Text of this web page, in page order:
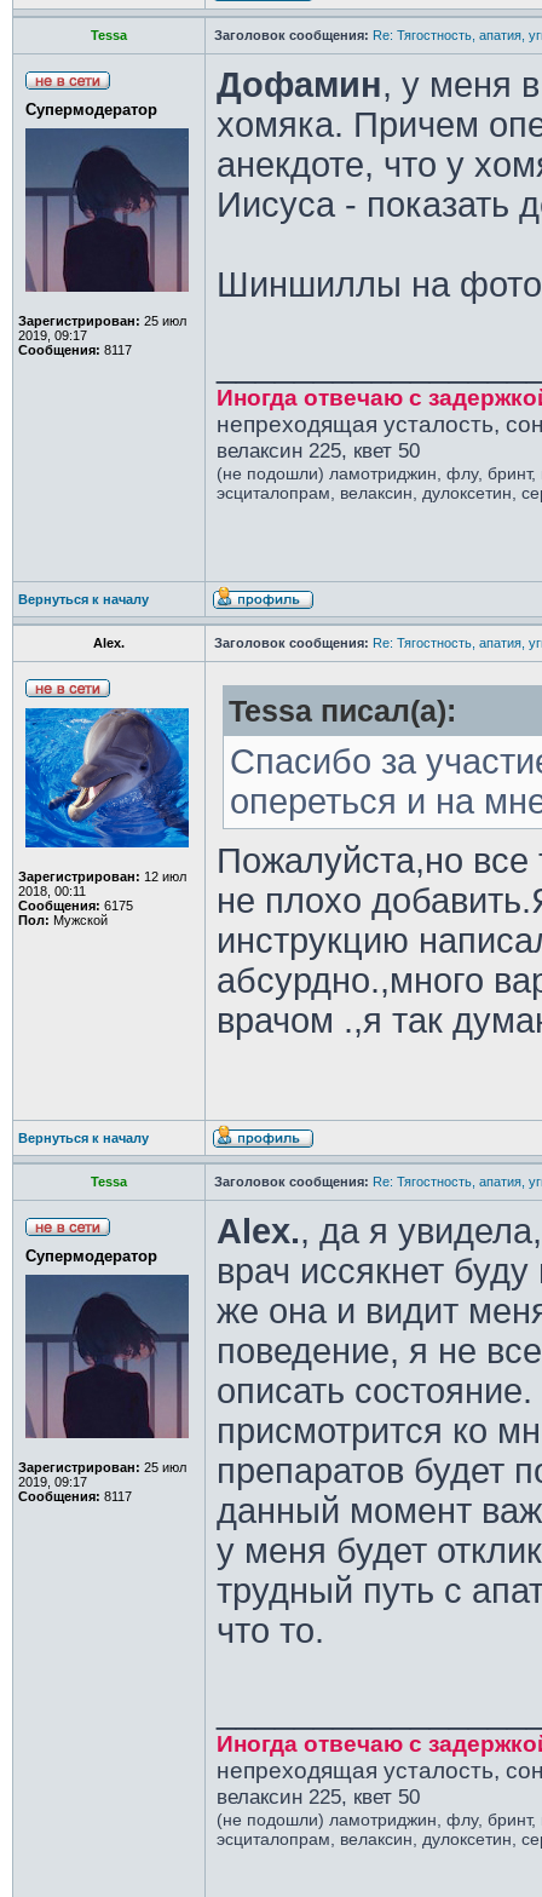
Tessa Заголовок сообщения: Re: Тягостность, апатия,
Супермодератор
Зарегистрирован: 25 июл
2019, 09:17
Сообщения: 8117
Дофамин, у меня
хомяка. Причем
анекдоте, что у
Иисуса - показать
Шиншиллы на
Иногда отвечаю с
непреходящая усталость,
велаксин 225, квет 50
(не подошли) ламотриджин, флу,
эсциталопрам, велаксин, дулоксетин,
Вернуться к началу
Alex. Заголовок сообщения: Re: Тягостность, апатия,
Зарегистрирован: 12 июл
2018, 00:11
Сообщения: 6175
Пол: Мужской
Tessa писал(а):
Спасибо за
опереться и на
Пожалуйста,но
не плохо
инструкцию
абсурдно.,много
врачом .,я так
Вернуться к началу
Tessa Заголовок сообщения: Re: Тягостность, апатия,
Супермодератор
Зарегистрирован: 25 июл
2019, 09:17
Сообщения: 8117
Alex., да я
врач иссякнет
же она и видит
поведение, я не
описать
присмотрится ко
препаратов будет
данный момент
у меня будет
трудный путь с
что то.
Иногда отвечаю с
непреходящая усталость,
велаксин 225, квет 50
(не подошли) ламотриджин, флу,
эсциталопрам, велаксин, дулоксетин,